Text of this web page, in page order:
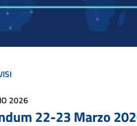
2026
22-23 Marzo